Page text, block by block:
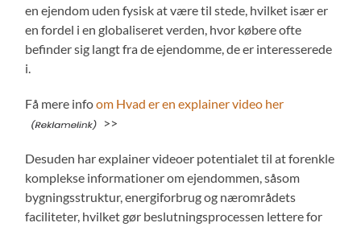
en ejendom uden fysisk at være til stede, hvilket især er
en fordel i en globaliseret verden, hvor købere ofte
befinder sig langt fra de ejendomme, de er interesserede
i.
Få mere infoom Hvad er en explainer video her
>>
Desuden har explainer videoer potentialet til at forenkle
komplekse informationer om ejendommen, såsom
bygningsstruktur, energiforbrug og nærområdets
faciliteter, hvilket gør beslutningsprocessen lettere for